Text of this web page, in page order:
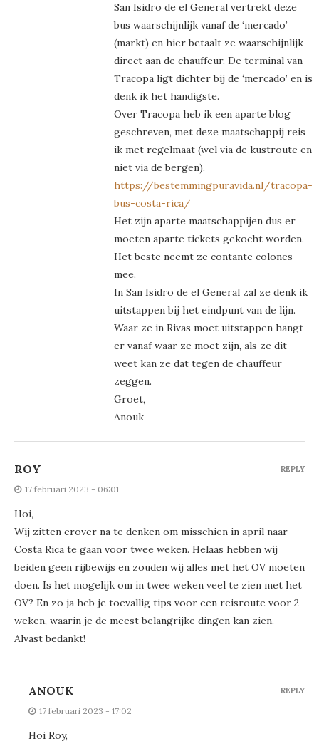
San Isidro de el General vertrekt deze
bus waarschijnlijk vanaf de ‘mercado’
(markt) en hier betaalt ze waarschijnlijk
direct aan de chauffeur. De terminal van
Tracopa ligt dichter bij de ‘mercado’ en is
denk ik het handigste.
Over Tracopa heb ik een aparte blog
geschreven, met deze maatschappij reis
ik met regelmaat (wel via de kustroute en
niet via de bergen).
https://bestemmingpuravida.nl/tracopa-
bus-costa-rica/
Het zijn aparte maatschappijen dus er
moeten aparte tickets gekocht worden.
Het beste neemt ze contante colones
mee.
In San Isidro de el General zal ze denk ik
uitstappen bij het eindpunt van de lijn.
Waar ze in Rivas moet uitstappen hangt
er vanaf waar ze moet zijn, als ze dit
weet kan ze dat tegen de chauffeur
zeggen.
Groet,
Anouk
ROY
17 februari 2023 - 06:01
Hoi,
Wij zitten erover na te denken om misschien in april naar
Costa Rica te gaan voor twee weken. Helaas hebben wij
beiden geen rijbewijs en zouden wij alles met het OV moeten
doen. Is het mogelijk om in twee weken veel te zien met het
OV? En zo ja heb je toevallig tips voor een reisroute voor 2
weken, waarin je de meest belangrijke dingen kan zien.
Alvast bedankt!
REPLY
ANOUK
17 februari 2023 - 17:02
Hoi Roy,
REPLY